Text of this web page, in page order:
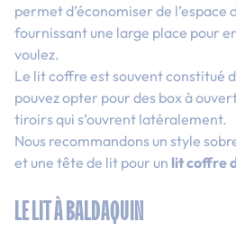
permet d’économiser de l’espace
fournissant une large place pour
voulez.
Le lit coffre est souvent constitué
pouvez opter pour des box à
tiroirs qui s’ouvrent latéralement.
Nous recommandons un style
et une tête de lit pour un lit coffre
LE LIT À BALDAQUIN